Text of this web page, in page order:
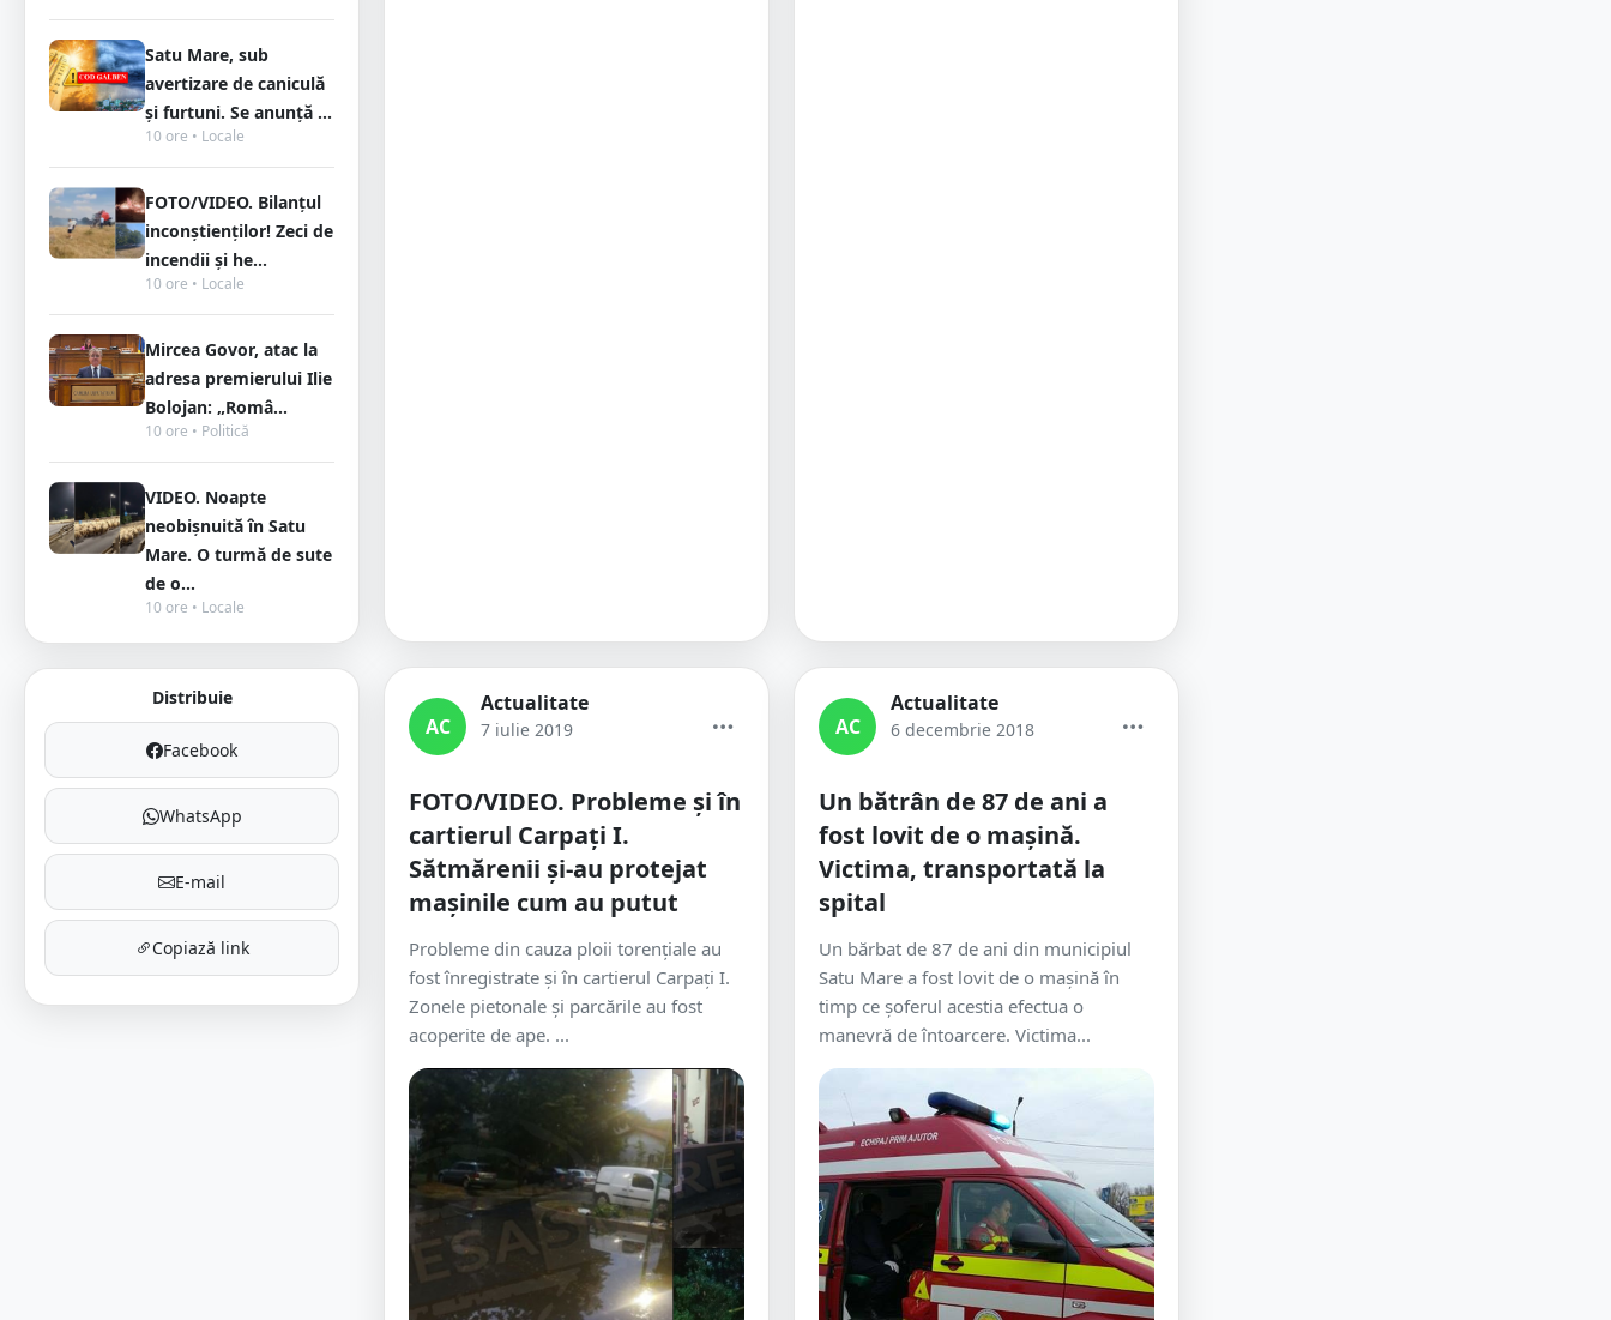
Satu Mare, sub
avertizare de caniculă
și furtuni. Se anunță ...
10 ore • Locale
FOTO/VIDEO. Bilanțul
inconștienților! Zeci de
incendii și he...
10 ore • Locale
Mircea Govor, atac la
adresa premierului Ilie
Bolojan: „Româ...
10 ore • Politică
VIDEO. Noapte
neobișnuită în Satu
Mare. O turmă de sute
de o...
10 ore • Locale
Distribuie
Facebook
WhatsApp
E-mail
Copiază link
AC
Actualitate
7 iulie 2019
FOTO/VIDEO. Probleme și în
cartierul Carpați I.
Sătmărenii și-au protejat
mașinile cum au putut
Probleme din cauza ploii torențiale au
fost înregistrate și în cartierul Carpați I.
Zonele pietonale și parcările au fost
acoperite de ape. ...
AC
Actualitate
6 decembrie 2018
Un bătrân de 87 de ani a
fost lovit de o mașină.
Victima, transportată la
spital
Un bărbat de 87 de ani din municipiul
Satu Mare a fost lovit de o mașină în
timp ce șoferul acestia efectua o
manevră de întoarcere. Victima...